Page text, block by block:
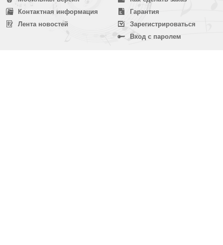
Контактная информация
Лента новостей
Гарантия
Зарегистрироваться
Вход с паролем